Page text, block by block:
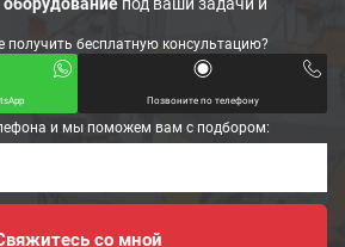
бесплатную консультацию?
Позвоните по телефону
и мы поможем вам с подбором: